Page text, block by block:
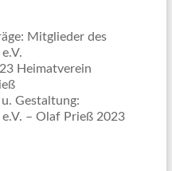
Mitglieder des
Heimatverein
Gestaltung:
– Olaf Prieß 2023